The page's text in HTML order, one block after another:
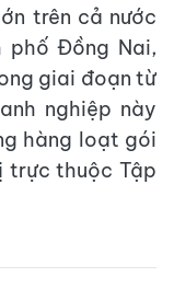
trên cả nước
phố Đồng Nai,
giai đoạn từ
nghiệp này
hàng loạt gói
trực thuộc Tập